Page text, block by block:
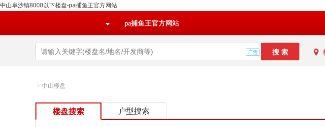
中山阜沙镇8000以下楼盘-pa捕鱼王官方网站
pa捕鱼王官方网站
> 中山楼盘
楼盘搜索 户型搜索